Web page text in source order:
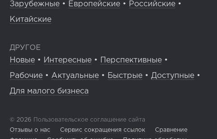
Зарубежные • Европейские • Российские •
Китайские
ДРУГОЕ
Новые • Интересные • Перспективные •
Рабочие • Актуальные • Быстрые • Доступные •
Для малого бизнеса
© 2026 Пользовательское соглашение сайта
Отзывы о нас
Сервис сокращения ссылок
Сравнение